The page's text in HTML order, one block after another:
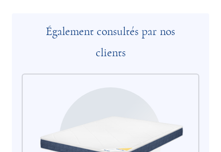
Également consultés par nos
clients